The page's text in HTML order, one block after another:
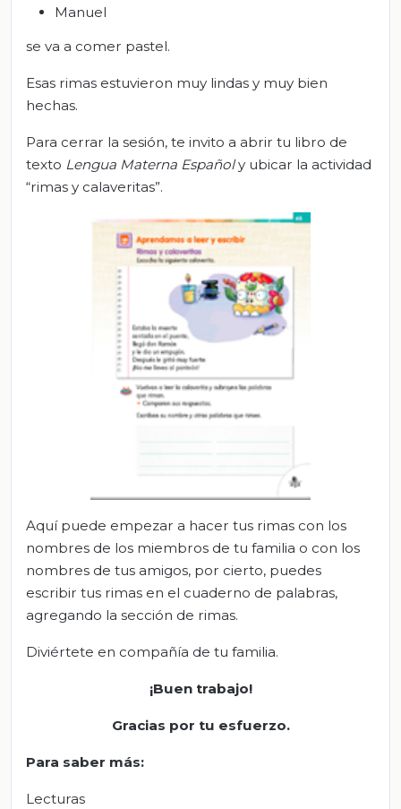
Manuel
se va a comer pastel.
Esas rimas estuvieron muy lindas y muy bien
hechas.
Para cerrar la sesión, te invito a abrir tu libro de
texto Lengua Materna Españoly ubicar la actividad
“rimas y calaveritas”.
Aquí puede empezar a hacer tus rimas con los
nombres de los miembros de tu familia o con los
nombres de tus amigos, por cierto, puedes
escribir tus rimas en el cuaderno de palabras,
agregando la sección de rimas.
Diviértete en compañía de tu familia.
¡Buen trabajo!
Gracias por tu esfuerzo.
Para saber más:
Lecturas